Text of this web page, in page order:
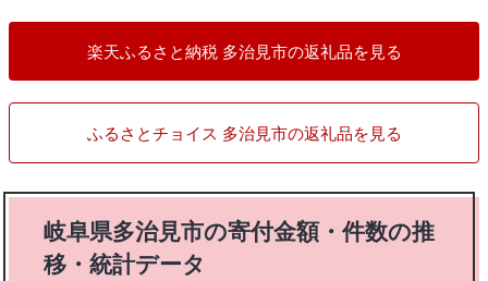
楽天ふるさと納税 多治見市の返礼品を見る
ふるさとチョイス 多治見市の返礼品を見る
岐阜県多治見市の寄付金額・件数の推
移・統計データ